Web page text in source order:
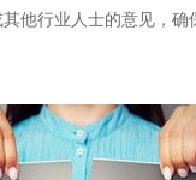
他行业人士的意见，